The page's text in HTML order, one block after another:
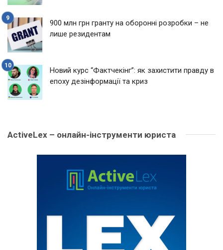
900 млн грн гранту на оборонні розробки – не
лише резидентам
Новий курс “Фактчекінг”: як захистити правду в
епоху дезінформації та криз
ActiveLex – онлайн-інструменти юриста